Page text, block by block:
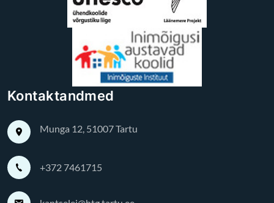
Kontaktandmed
Munga 12, 51007 Tartu
+372 7461715